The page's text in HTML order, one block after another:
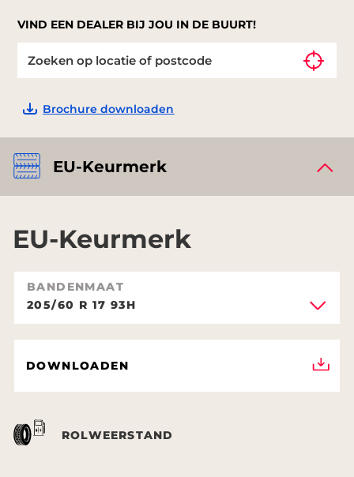
VIND EEN DEALER BIJ JOU IN DE BUURT!
Brochure downloaden
EU-Keurmerk
EU-Keurmerk
BANDENMAAT
205/60 R 17 93H
DOWNLOADEN
ROLWEERSTAND